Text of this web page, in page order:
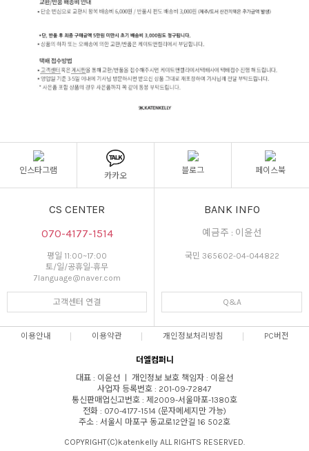
인스타그램
카카오
블로그 페이스북
CS CENTER
070-4177-1514
평일 11:00~17:00
토/일/공휴일-휴무
7language@naver.com
고객센터 연결
BANK INFO
예금주 : 이윤선
국민 365602-04-044822
Q&A
이용안내 이용약관 개인정보처리방침 PC버전
더엘컴퍼니
대표 : 이윤선 ㅣ 개인정보 보호 책임자 : 이윤선
사업자 등록번호 : 201-09-72847
통신판매업신고번호 : 제2009-서울마포-1380호
전화 : 070-4177-1514 (문자메세지만 가능)
주소 : 서울시 마포구 동교로12안길 16 502호
COPYRIGHT(C)katenkelly ALL RIGHTS RESERVED.